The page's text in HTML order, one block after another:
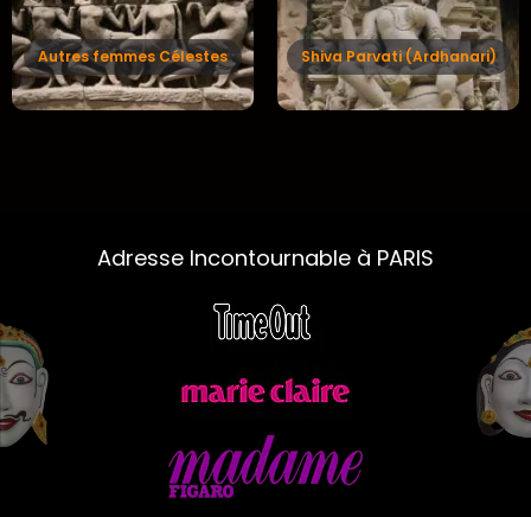
Autres femmes Célestes Shiva Parvati (Ardhanari)
Adresse Incontournable à PARIS